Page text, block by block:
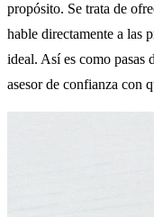
propósito. Se trata de
hable directamente a las
ideal. Así es como pasas
asesor de confianza con